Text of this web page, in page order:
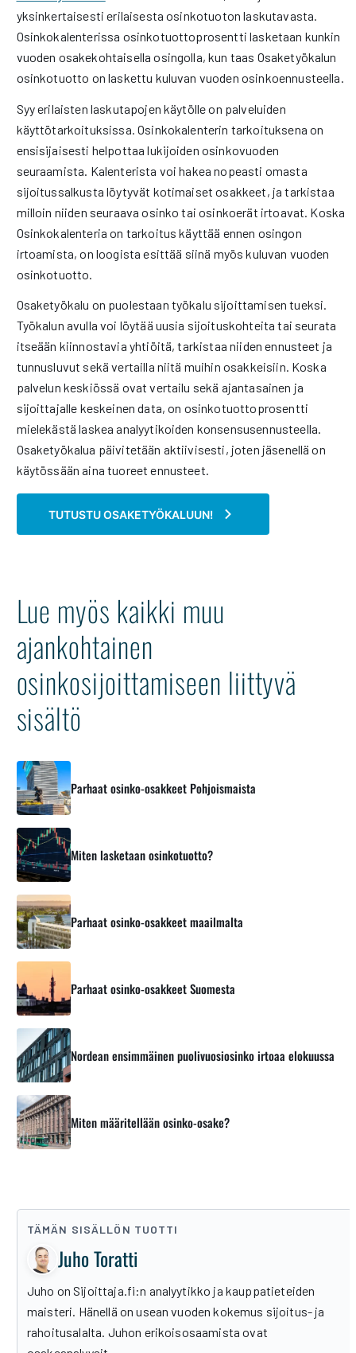
yksinkertaisesti erilaisesta osinkotuoton laskutavasta.
Osinkokalenterissa osinkotuottoprosentti lasketaan kunkin
vuoden osakekohtaisella osingolla, kun taas Osaketyökalun
osinkotuotto on laskettu kuluvan vuoden osinkoennusteella.
Syy erilaisten laskutapojen käytölle on palveluiden
käyttötarkoituksissa. Osinkokalenterin tarkoituksena on
ensisijaisesti helpottaa lukijoiden osinkovuoden
seuraamista. Kalenterista voi hakea nopeasti omasta
sijoitussalkusta löytyvät kotimaiset osakkeet, ja tarkistaa
milloin niiden seuraava osinko tai osinkoerät irtoavat. Koska
Osinkokalenteria on tarkoitus käyttää ennen osingon
irtoamista, on loogista esittää siinä myös kuluvan vuoden
osinkotuotto.
Osaketyökalu on puolestaan työkalu sijoittamisen tueksi.
Työkalun avulla voi löytää uusia sijoituskohteita tai seurata
itseään kiinnostavia yhtiöitä, tarkistaa niiden ennusteet ja
tunnusluvut sekä vertailla niitä muihin osakkeisiin. Koska
palvelun keskiössä ovat vertailu sekä ajantasainen ja
sijoittajalle keskeinen data, on osinkotuottoprosentti
mielekästä laskea analyytikoiden konsensusennusteella.
Osaketyökalua päivitetään aktiivisesti, joten jäsenellä on
käytössään aina tuoreet ennusteet.
TUTUSTU OSAKETYÖKALUUN!
Lue myös kaikki muu
ajankohtainen
osinkosijoittamiseen liittyvä
sisältö
Parhaat osinko-osakkeet Pohjoismaista
Miten lasketaan osinkotuotto?
Parhaat osinko-osakkeet maailmalta
Parhaat osinko-osakkeet Suomesta
Nordean ensimmäinen puolivuosiosinko irtoaa elokuussa
Miten määritellään osinko-osake?
TÄMÄN SISÄLLÖN TUOTTI
Juho Toratti
Juho on Sijoittaja.fi:n analyytikko ja kauppatieteiden
maisteri. Hänellä on usean vuoden kokemus sijoitus- ja
rahoitusalalta. Juhon erikoisosaamista ovat